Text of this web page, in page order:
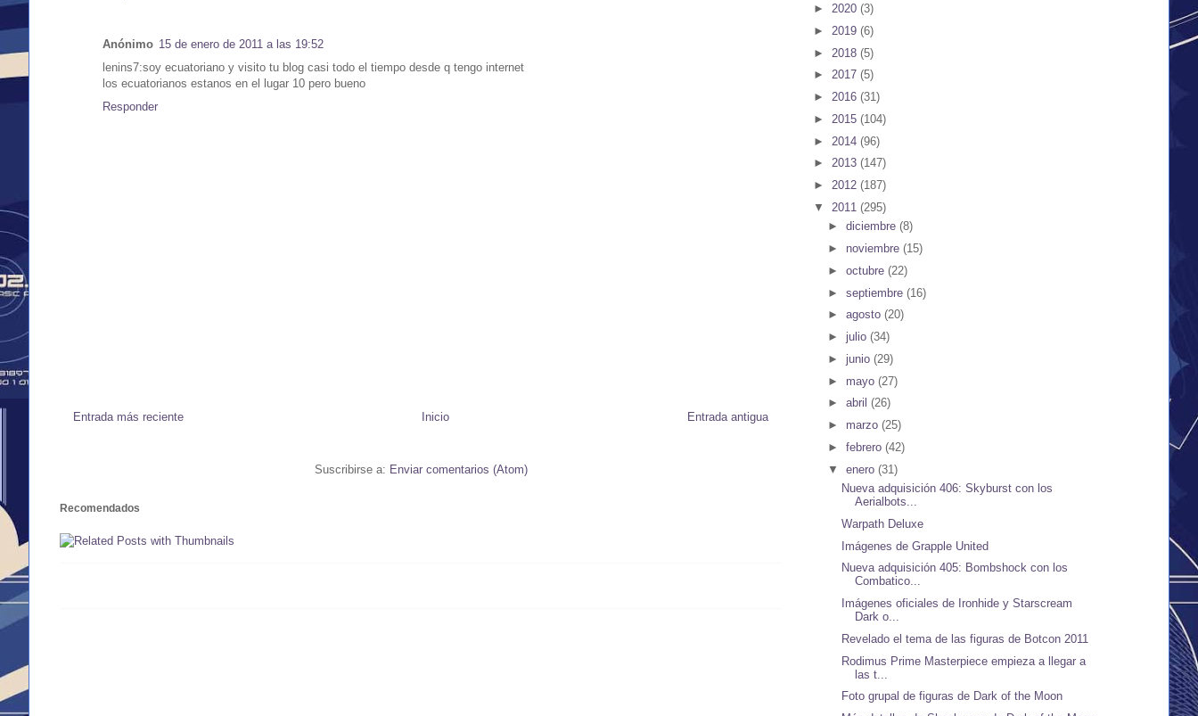
Anónimo 15 de enero de 2011 a las 19:52
lenins7:soy ecuatoriano y visito tu blog casi todo el tiempo desde q tengo internet
los ecuatorianos estanos en el lugar 10 pero bueno
Responder
Entrada más reciente Entrada antigua
Inicio
Suscribirse a: Enviar comentarios (Atom)
Recomendados
► 2020 (3)
► 2019 (6)
► 2018 (5)
► 2017 (5)
► 2016 (31)
► 2015 (104)
► 2014 (96)
► 2013 (147)
► 2012 (187)
▼ 2011 (295)
► diciembre (8)
► noviembre (15)
► octubre (22)
► septiembre (16)
► agosto (20)
► julio (34)
► junio (29)
► mayo (27)
► abril (26)
► marzo (25)
► febrero (42)
▼ enero (31)
Nueva adquisición 406: Skyburst con los
Aerialbots...
Warpath Deluxe
Imágenes de Grapple United
Nueva adquisición 405: Bombshock con los
Combatico...
Imágenes oficiales de Ironhide y Starscream
Dark o...
Revelado el tema de las figuras de Botcon 2011
Rodimus Prime Masterpiece empieza a llegar a
las t...
Foto grupal de figuras de Dark of the Moon